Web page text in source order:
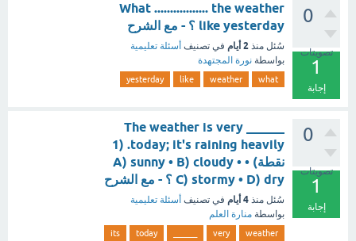
0
تصويتات
1
إجابة
What ................. the weather
like yesterday ؟ - مع الشرح
سُئل منذ 2 أيام في تصنيف أسئلة تعليمية
بواسطة نورة المجتهدة
what
weather
like
yesterday
0
تصويتات
1
إجابة
The weather is very ______
today; it's raining heavily. (1
نقطة) • A) sunny • B) cloudy •
C) stormy • D) dry ؟ - مع الشرح
سُئل منذ 4 أيام في تصنيف أسئلة تعليمية
بواسطة منارة العلم
weather
very
today
its